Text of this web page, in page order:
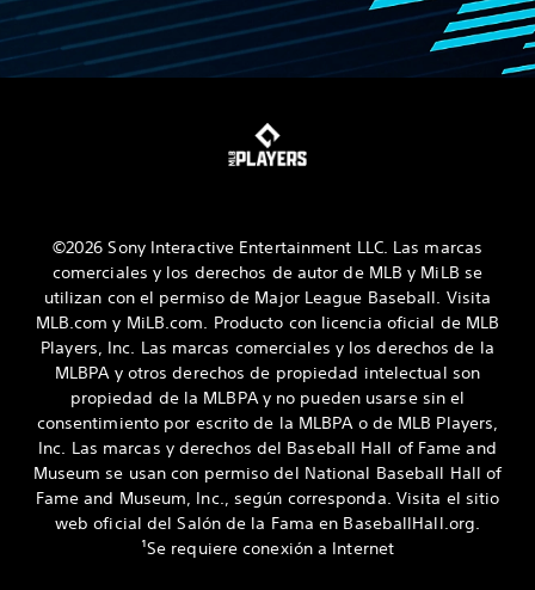
©2026 Sony Interactive Entertainment LLC. Las marcas
comerciales y los derechos de autor de MLB y MiLB se
utilizan con el permiso de Major League Baseball. Visita
MLB.com y MiLB.com. Producto con licencia oficial de MLB
Players, Inc. Las marcas comerciales y los derechos de la
MLBPA y otros derechos de propiedad intelectual son
propiedad de la MLBPA y no pueden usarse sin el
consentimiento por escrito de la MLBPA o de MLB Players,
Inc. Las marcas y derechos del Baseball Hall of Fame and
Museum se usan con permiso del National Baseball Hall of
Fame and Museum, Inc., según corresponda. Visita el sitio
web oficial del Salón de la Fama en BaseballHall.org.
¹Se requiere conexión a Internet